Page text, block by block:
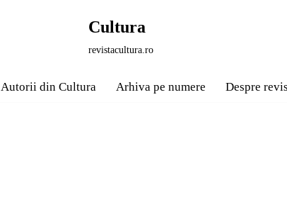
Cultura
revistacultura.ro
Autorii din Cultura Arhiva pe numere Despre